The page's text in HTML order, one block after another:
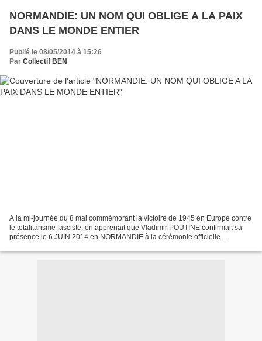
NORMANDIE: UN NOM QUI OBLIGE A LA PAIX
DANS LE MONDE ENTIER
Publié le 08/05/2014 à 15:26
Par Collectif BEN
A la mi-journée du 8 mai commémorant la victoire de 1945 en Europe contre
le totalitarisme fasciste, on apprenait que Vladimir POUTINE confirmait sa
présence le 6 JUIN 2014 en NORMANDIE à la cérémonie officielle